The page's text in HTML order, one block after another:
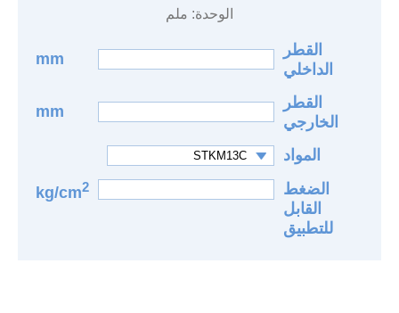
الوحدة: ملم
القطر
الداخلي
mm
القطر
الخارجي
mm
المواد
الضغط
القابل
للتطبيق
kg/cm2